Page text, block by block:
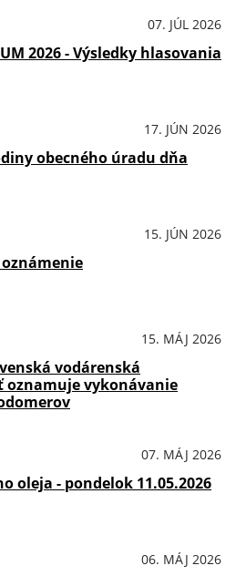
07. JÚL 2026
2026 - Výsledky hlasovania
17. JÚN 2026
obecného úradu dňa
15. JÚN 2026
15. MÁJ 2026
vodárenská
oznamuje vykonávanie
07. MÁJ 2026
oleja - pondelok 11.05.2026
06. MÁJ 2026